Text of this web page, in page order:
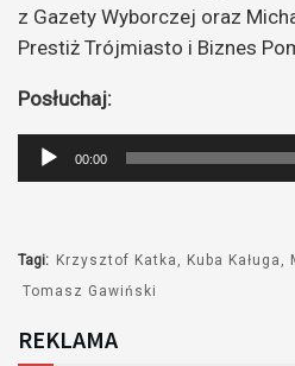
z Gazety Wyborczej oraz
Prestiż Trójmiasto i Biznes
Posłuchaj:
Odtwarzacz
plików
00:00
Tagi: Krzysztof Katka Kuba Kaługa
Tomasz Gawiński
REKLAMA